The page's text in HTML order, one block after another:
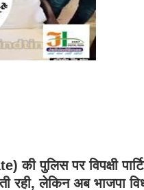
पुलिस पर विपक्षी
रही, लेकिन अब भाजपा